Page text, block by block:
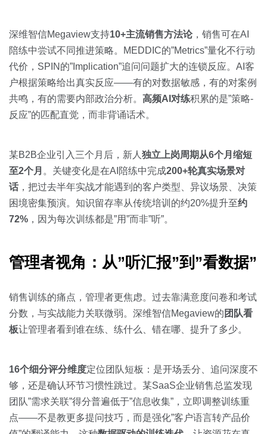
深维智信Megaview支持10+主流销售方法论，销售可在AI
陪练中尝试不同推进策略。MEDDIC的”Metrics”量化不行动
代价，SPIN的”Implication”追问问题扩大的连锁反应。AI客
户根据策略给出真实反应——有的对数据敏感，有的对案例
共鸣，有的需要内部政治分析。 高频AI对练积累的是”策略-
反应”的匹配直觉，而非背诵话术。
某B2B企业引入三个月后，新人 独立上岗周期从6个月缩短
至2个月 。关键变化是在AI陪练中完成200+轮真实场景对
话 ，把过去半年实战才能遇到的客户类型、异议场景、决策
困境密集预演。知识留存率从传统培训的约20%提升至约
72% ，因为每次训练都是”用”而非”听”。
管理者视角：从”听汇报”到”看数据”
销售训练的痛点，管理者更焦虑。过去靠满意度问卷和考试
分数，与实战能力关联微弱。深维智信Megaview的 团队看
板让管理者看到谁在练、练什么、错在哪、提升了多少。
16个细分评分维度定位团队短板：是开场丢分、追问深度不
够，还是确认环节习惯性跳过。某SaaS企业销售总监发现
团队”需求关联”得分普遍低于”信息收集”，立即调整训练重
点——不是教更多提问技巧，而是强化”客户语言转产品价